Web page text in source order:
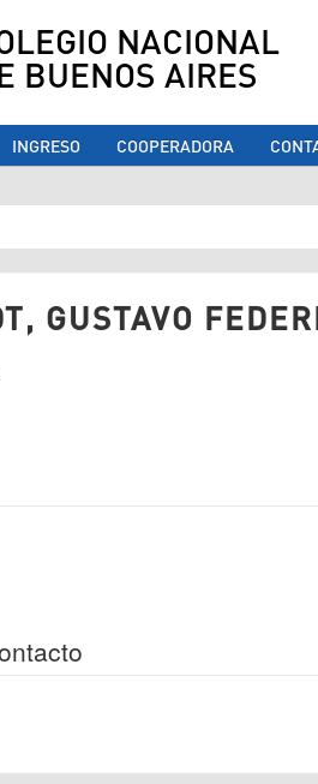
NACIONAL
BUENOS AIRES
INGRESO COOPERADORA
usted aquí
GUSTAVO